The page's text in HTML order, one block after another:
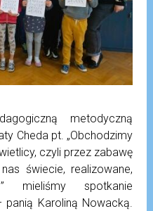
metodyczną
Cheda pt. „Obchodzimy
czyli przez zabawę
świecie, realizowane,
spotkanie
Karoliną Nowacką.